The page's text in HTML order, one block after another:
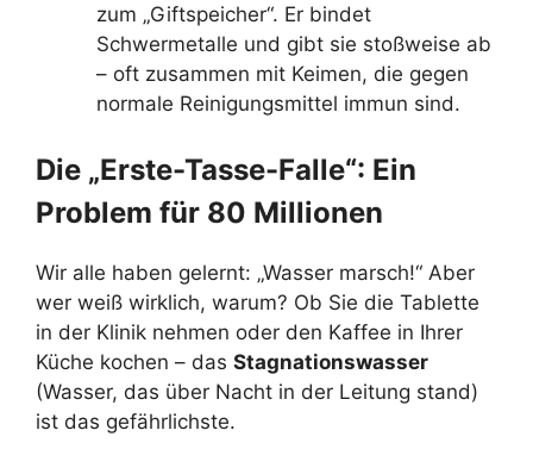
zum „Giftspeicher“. Er bindet
Schwermetalle und gibt sie stoßweise ab
– oft zusammen mit Keimen, die gegen
normale Reinigungsmittel immun sind.
Die „Erste-Tasse-Falle“: Ein
Problem für 80 Millionen
Wir alle haben gelernt: „Wasser marsch!“ Aber
wer weiß wirklich, warum? Ob Sie die Tablette
in der Klinik nehmen oder den Kaffee in Ihrer
Küche kochen – das Stagnationswasser
(Wasser, das über Nacht in der Leitung stand)
ist das gefährlichste.